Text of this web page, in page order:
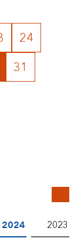
24
31
2024 2023